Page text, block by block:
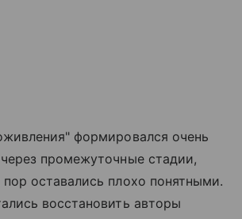
формировался очень
промежуточные стадии,
оставались плохо понятными.
восстановить авторы